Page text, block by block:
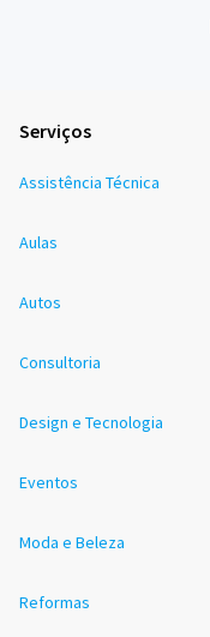
Serviços
Assistência Técnica
Aulas
Autos
Consultoria
Design e Tecnologia
Eventos
Moda e Beleza
Reformas